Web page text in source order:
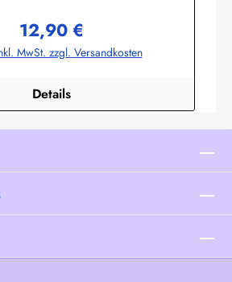
bekleidung.de
Regulärer Preis:
12,90 €
MwSt. zzgl. Versandkosten
Details